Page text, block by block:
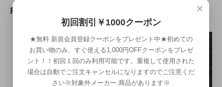
RECOMMENDED ITEM ×
初回割引￥1000クーポン
★無料 新規会員登録クーポンをプレゼント中★初めての
お買い物のみ、すぐ使える1,000円OFFクーポンをプレゼ
ント！！初回１回のみ利用可能です。重複して使用された
場合は自動でご注文キャンセルになりますのでご注意くだ
さい※対象外メーカー.商品があります※